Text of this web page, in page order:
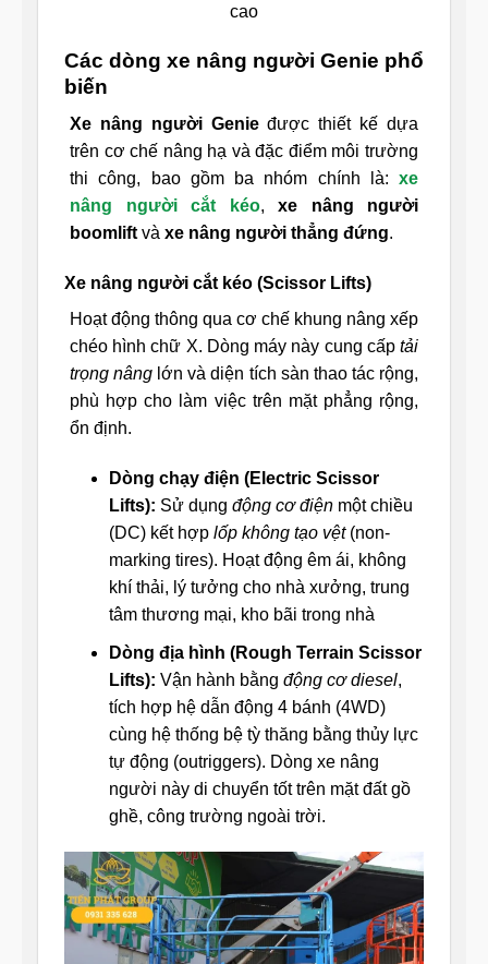
cao
Các dòng xe nâng người Genie phổ
biến
Xe nâng người Genieđược thiết kế dựa
trên cơ chế nâng hạ và đặc điểm môi trường
thi công, bao gồm ba nhóm chính là: xe
nâng người cắt kéo, xe nâng người
boomlift và xe nâng người thẳng đứng.
Xe nâng người cắt kéo (Scissor Lifts)
Hoạt động thông qua cơ chế khung nâng xếp
chéo hình chữ X. Dòng máy này cung cấp tải
trọng nâng lớn và diện tích sàn thao tác rộng,
phù hợp cho làm việc trên mặt phẳng rộng,
ổn định.
Dòng chạy điện (Electric Scissor
Lifts): Sử dụng động cơ điệnmột chiều
(DC) kết hợp lốp không tạo vệt(non-
marking tires). Hoạt động êm ái, không
khí thải, lý tưởng cho nhà xưởng, trung
tâm thương mại, kho bãi trong nhà
Dòng địa hình (Rough Terrain Scissor
Lifts): Vận hành bằng động cơ diesel,
tích hợp hệ dẫn động 4 bánh (4WD)
cùng hệ thống bệ tỳ thăng bằng thủy lực
tự động (outriggers). Dòng xe nâng
người này di chuyển tốt trên mặt đất gồ
ghề, công trường ngoài trời.